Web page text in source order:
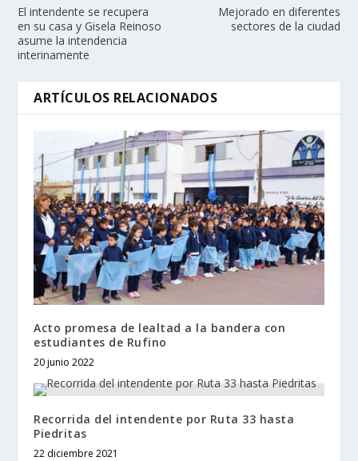
El intendente se recupera
en su casa y Gisela Reinoso
asume la intendencia
interinamente
Mejorado en diferentes
sectores de la ciudad
ARTÍCULOS RELACIONADOS
Acto promesa de lealtad a la bandera con
estudiantes de Rufino
20 junio 2022
Recorrida del intendente por Ruta 33 hasta
Piedritas
22 diciembre 2021